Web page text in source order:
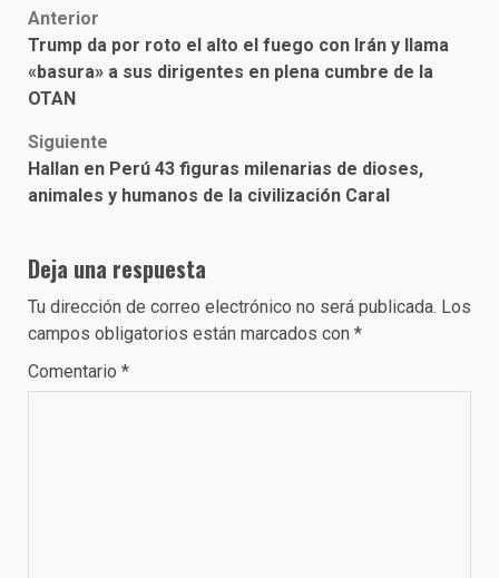
Post
navigation
Anterior
Trump da por roto el alto el fuego con Irán y llama
«basura» a sus dirigentes en plena cumbre de la
OTAN
Siguiente
Hallan en Perú 43 figuras milenarias de dioses,
animales y humanos de la civilización Caral
Deja una respuesta
Tu dirección de correo electrónico no será publicada. Los
campos obligatorios están marcados con *
Comentario *